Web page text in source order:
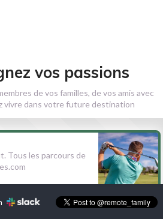
vos passions
de vos familles, de vos amis avec
vivre dans votre future destination
Tous les parcours de